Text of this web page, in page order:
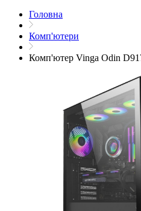
Головна
Комп'ютери
Комп'ютер Vinga Odin